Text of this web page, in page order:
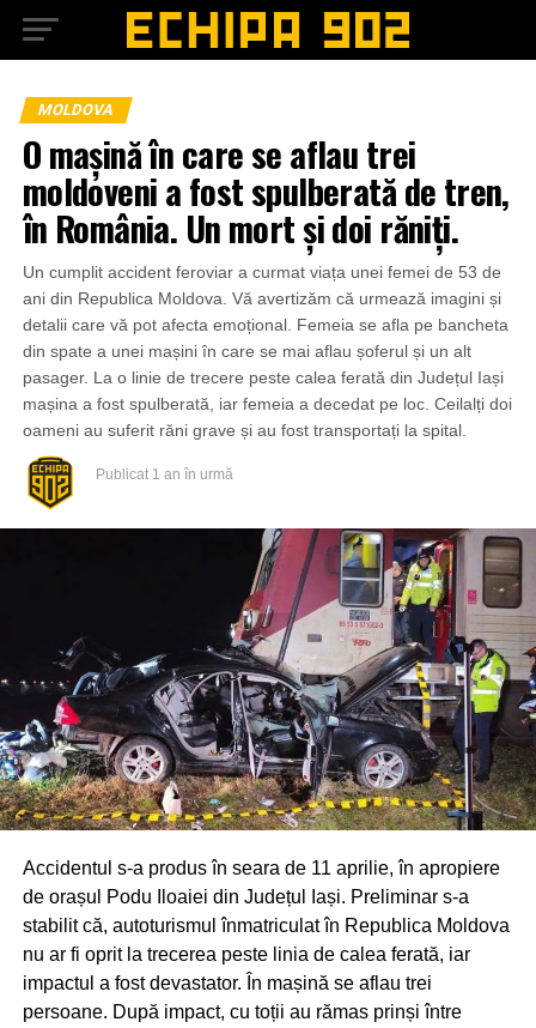
MOLDOVA
O mașină în care se aflau trei
moldoveni a fost spulberată de tren,
în România. Un mort și doi răniți.
Un cumplit accident feroviar a curmat viața unei femei de 53 de
ani din Republica Moldova. Vă avertizăm că urmează imagini și
detalii care vă pot afecta emoțional. Femeia se afla pe bancheta
din spate a unei mașini în care se mai aflau șoferul și un alt
pasager. La o linie de trecere peste calea ferată din Județul Iași
mașina a fost spulberată, iar femeia a decedat pe loc. Ceilalți doi
oameni au suferit răni grave și au fost transportați la spital.
Publicat 1 an în urmă
Accidentul s-a produs în seara de 11 aprilie, în apropiere
de orașul Podu Iloaiei din Județul Iași. Preliminar s-a
stabilit că, autoturismul înmatriculat în Republica Moldova
nu ar fi oprit la trecerea peste linia de calea ferată, iar
impactul a fost devastator. În mașină se aflau trei
persoane. După impact, cu toții au rămas prinși între